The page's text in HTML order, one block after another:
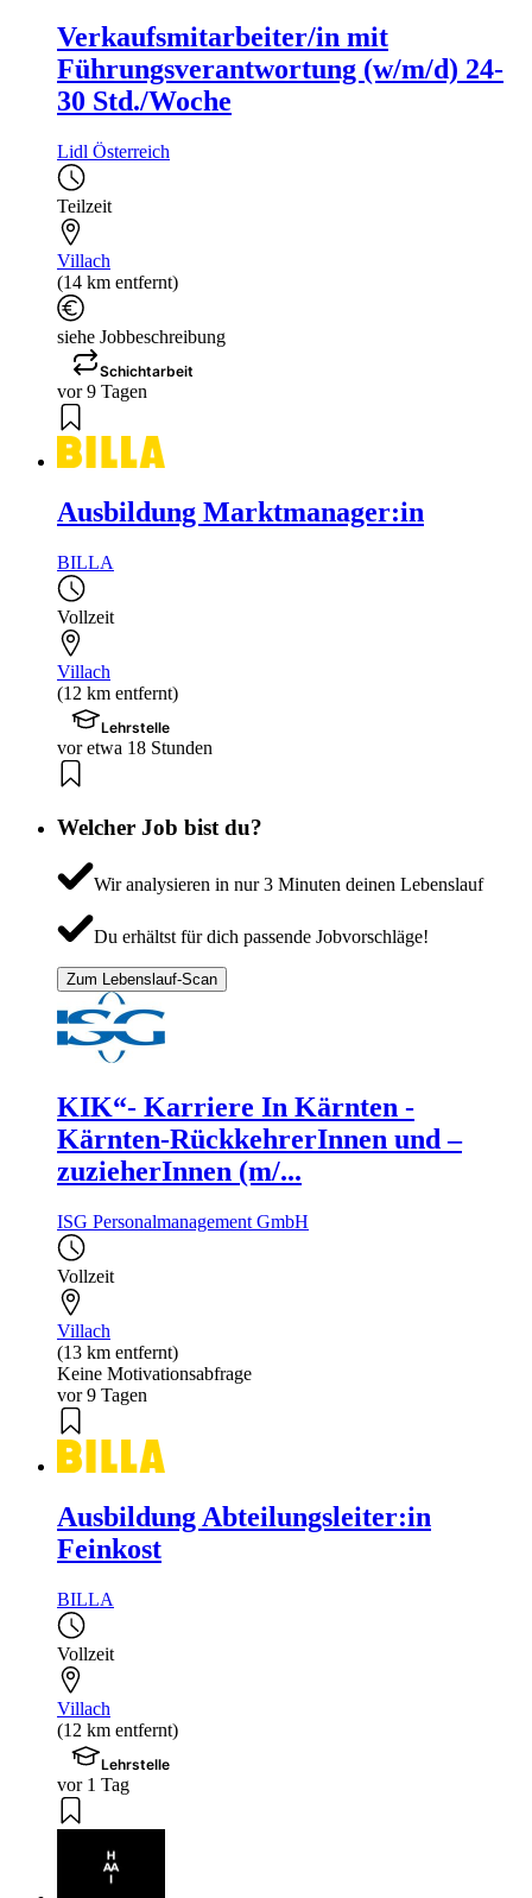
Verkaufsmitarbeiter/in mit
Führungsverantwortung (w/m/d) 24-
30 Std./Woche
Lidl Österreich
Teilzeit
Villach
(14 km entfernt)
siehe Jobbeschreibung
Schichtarbeit
vor 9 Tagen
Ausbildung Marktmanager:in
BILLA
Vollzeit
Villach
(12 km entfernt)
Lehrstelle
vor etwa 18 Stunden
Welcher Job bist du?
Wir analysieren in nur 3 Minuten deinen Lebenslauf
Du erhältst für dich passende Jobvorschläge!
Zum Lebenslauf-Scan
KIK“- Karriere In Kärnten -
Kärnten-RückkehrerInnen und –
zuzieherInnen (m/...
ISG Personalmanagement GmbH
Vollzeit
Villach
(13 km entfernt)
Keine Motivationsabfrage
vor 9 Tagen
Ausbildung Abteilungsleiter:in
Feinkost
BILLA
Vollzeit
Villach
(12 km entfernt)
Lehrstelle
vor 1 Tag